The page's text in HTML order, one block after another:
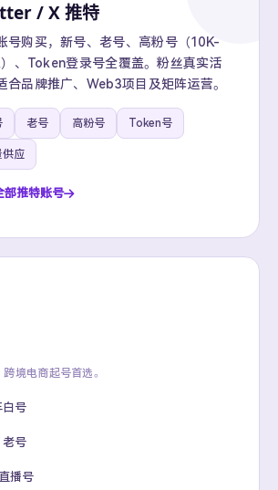
/ X 推特
号购买，新号、老号、高粉号（10K-
、Token登录号全覆盖。粉丝真实活
合品牌推广、Web3项目及矩阵运营。
老号 高粉号 Token号
供应
部推特账号
境电商起号首选。
白号
老号
播号